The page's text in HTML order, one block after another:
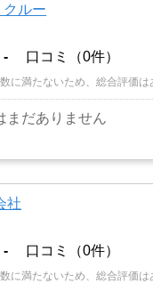
ルー
- 口コミ（0件）
に満たないため、総合評価は
まだありません
社
- 口コミ（0件）
に満たないため、総合評価は